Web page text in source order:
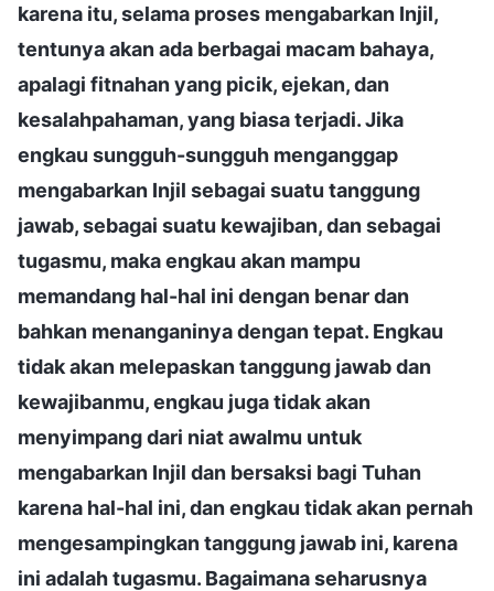
karena itu, selama proses mengabarkan Injil,
tentunya akan ada berbagai macam bahaya,
apalagi fitnahan yang picik, ejekan, dan
kesalahpahaman, yang biasa terjadi. Jika
engkau sungguh-sungguh menganggap
mengabarkan Injil sebagai suatu tanggung
jawab, sebagai suatu kewajiban, dan sebagai
tugasmu, maka engkau akan mampu
memandang hal-hal ini dengan benar dan
bahkan menanganinya dengan tepat. Engkau
tidak akan melepaskan tanggung jawab dan
kewajibanmu, engkau juga tidak akan
menyimpang dari niat awalmu untuk
mengabarkan Injil dan bersaksi bagi Tuhan
karena hal-hal ini, dan engkau tidak akan pernah
mengesampingkan tanggung jawab ini, karena
ini adalah tugasmu. Bagaimana seharusnya